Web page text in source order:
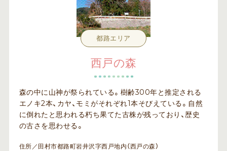
都路エリア
西戸の森
森の中に山神が祭られている。樹齢300年と推定される
エノキ2本、カヤ、モミがそれぞれ1本そびえている。自然
に倒れたと思われる朽ち果てた古株が残っており、歴史
の古さを思わせる。
住所／田村市都路町岩井沢字西戸地内（西戸の森）